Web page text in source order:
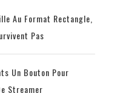
Au Format Rectangle,
Pas
Un Bouton Pour
Streamer